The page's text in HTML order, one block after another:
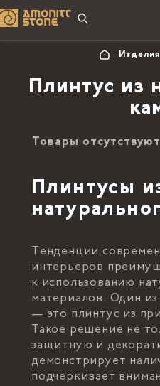
Плинтус из
Товары
Плинтусы
Тенденции
интерьеров
к использованию
материалов. Один
— это плинтус из
Такое решение не
защитную и
демонстрирует
подчеркивает